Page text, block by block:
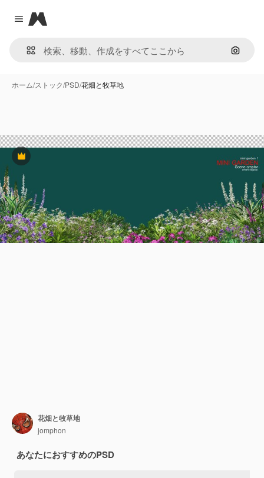
Close menu
Magnific
画像で
ホーム/ストック/PSD/花畑と牧草地
Premium
花畑と牧草地
jomphon
あなたにおすすめのPSD